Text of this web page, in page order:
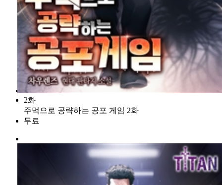
2화
주먹으로 공략하는 공포 게임 2화
무료